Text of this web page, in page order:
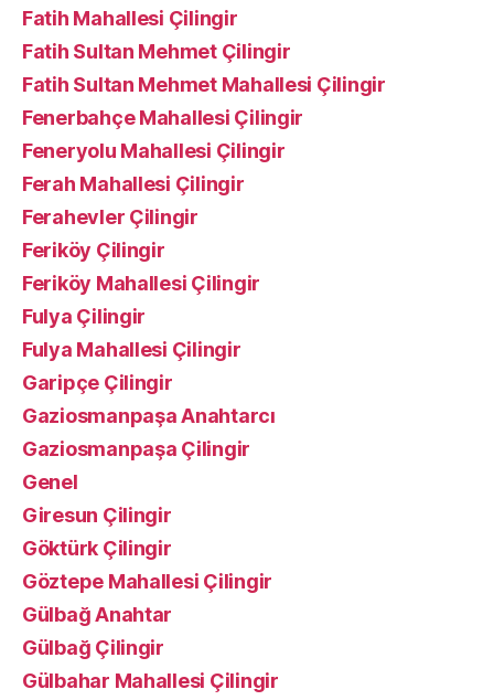
Fatih Mahallesi Çilingir
Fatih Sultan Mehmet Çilingir
Fatih Sultan Mehmet Mahallesi Çilingir
Fenerbahçe Mahallesi Çilingir
Feneryolu Mahallesi Çilingir
Ferah Mahallesi Çilingir
Ferahevler Çilingir
Feriköy Çilingir
Feriköy Mahallesi Çilingir
Fulya Çilingir
Fulya Mahallesi Çilingir
Garipçe Çilingir
Gaziosmanpaşa Anahtarcı
Gaziosmanpaşa Çilingir
Genel
Giresun Çilingir
Göktürk Çilingir
Göztepe Mahallesi Çilingir
Gülbağ Anahtar
Gülbağ Çilingir
Gülbahar Mahallesi Çilingir